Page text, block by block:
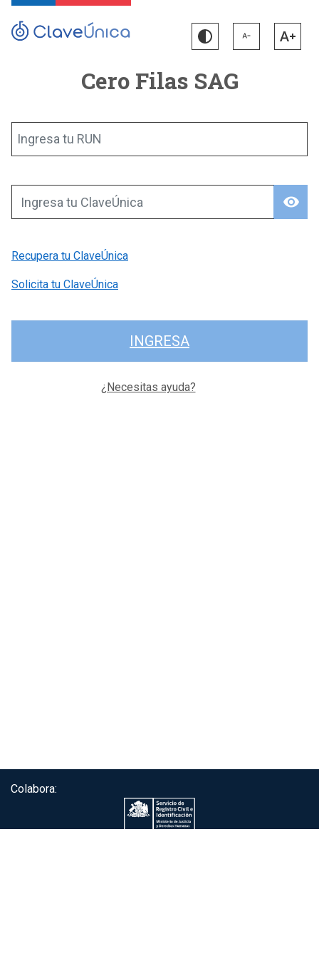
Cero Filas SAG
Ingresa tu RUN
visibility
Ingresa tu ClaveÚnica
Recupera tu ClaveÚnica
Solicita tu ClaveÚnica
INGRESA
¿Necesitas ayuda?
Colabora: